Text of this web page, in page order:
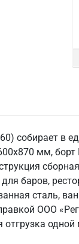
собирает в
мм,
баров,
сталь,
ООО